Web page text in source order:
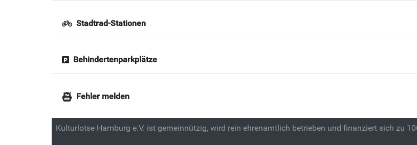
Stadtrad-Stationen
Behindertenparkplätze
Fehler melden
Kulturlotse Hamburg e.V. ist gemeinnützig, wird rein ehrenamtlich betrieben und finanziert sich zu